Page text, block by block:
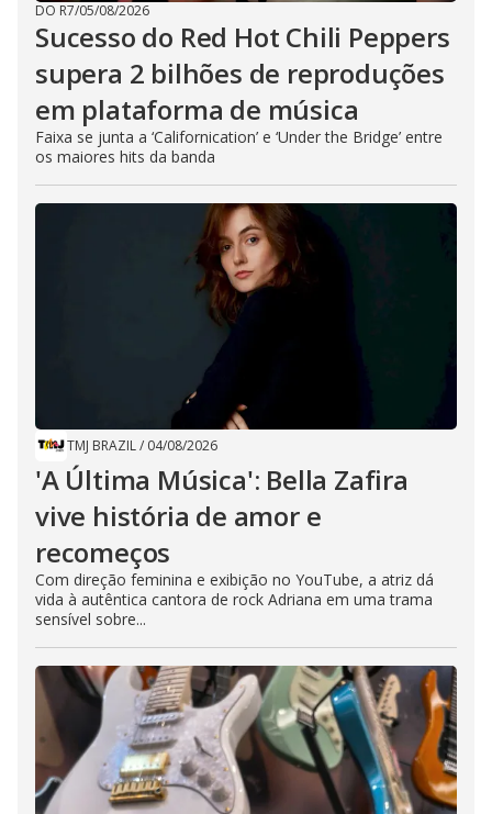
DO R7/05/08/2026
Sucesso do Red Hot Chili Peppers
supera 2 bilhões de reproduções
em plataforma de música
Faixa se junta a ‘Californication’ e ‘Under the Bridge’ entre
os maiores hits da banda
TMJ BRAZIL/ 04/08/2026
'A Última Música': Bella Zafira
vive história de amor e
recomeços
Com direção feminina e exibição no YouTube, a atriz dá
vida à autêntica cantora de rock Adriana em uma trama
sensível sobre...